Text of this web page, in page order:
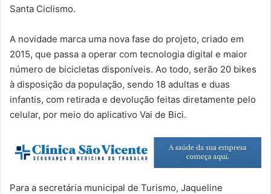
Santa Ciclismo.
A novidade marca uma nova fase do projeto, criado em
2015, que passa a operar com tecnologia digital e maior
número de bicicletas disponíveis. Ao todo, serão 20 bikes
à disposição da população, sendo 18 adultas e duas
infantis, com retirada e devolução feitas diretamente pelo
celular, por meio do aplicativo Vai de Bici.
Para a secretária municipal de Turismo, Jaqueline